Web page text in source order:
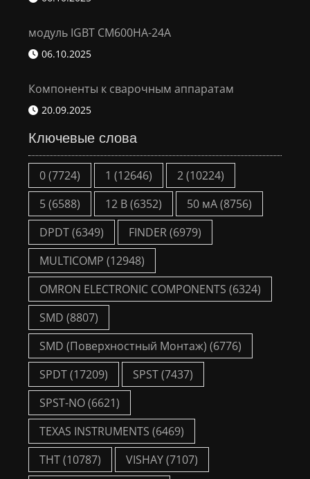
модуль IGBT CM600HA-24A
06.10.2025
Компоненты к сварочным аппаратам
20.09.2025
Ключевые слова
0(7724) 1 (12646) 2(10224)
5(6588) 12 В(6352) 50 мА(8756)
DPDT(6349) FINDER(6979)
MULTICOMP (12948)
OMRON ELECTRONIC COMPONENTS (6324)
SMD (8807)
SMD (Поверхностный Монтаж) (6776)
SPDT(17209) SPST(7437)
SPST-NO(6621)
TEXAS INSTRUMENTS (6469)
THT(10787) VISHAY(7107)